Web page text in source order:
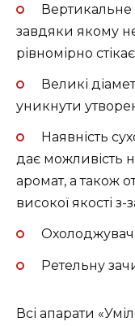
Вертикальне
завдяки якому
рівномірно
Великі
уникнути
Наявність
дає можливість
аромат, а також
високої якості
Охолоджувач
Ретельну
Всі апарати